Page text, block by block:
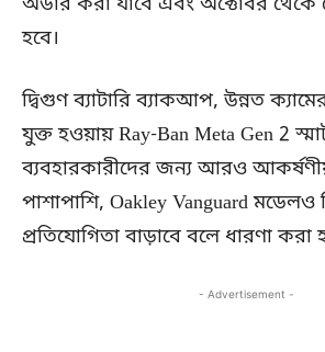
হবে।
দ্বিগুণ ব্যাটারি ব্যাকআপ, উন্নত
যুক্ত হওয়ায় Ray-Ban Meta Gen 2
ব্যবহারকারীদের জন্য আরও
পাশাপাশি, Oakley Vanguard মডেলও
প্রতিযোগিতা বাড়াবে বলে ধারণা করা
- Advertisement -